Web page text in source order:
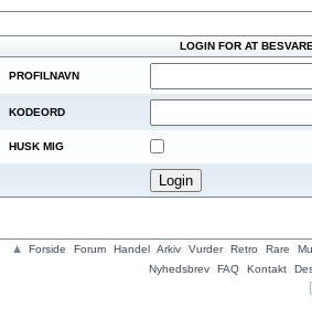
LOGIN FOR AT BESVARE
PROFILNAVN
KODEORD
HUSK MIG
Forside Forum Handel Arkiv Vurder Retro Rare
Nyhedsbrev
FAQ Kontakt